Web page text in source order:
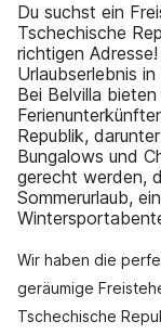
Du suchst ein
Tschechische
richtigen
Urlaubserlebnis
Bei Belvilla
Republik,
Bungalows und
gerecht werden,
Sommerurlaub,
Wir haben die
geräumige
Tschechische